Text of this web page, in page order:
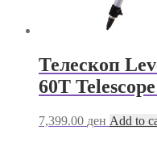
Телескоп
60T
7,399.00 ден Add to